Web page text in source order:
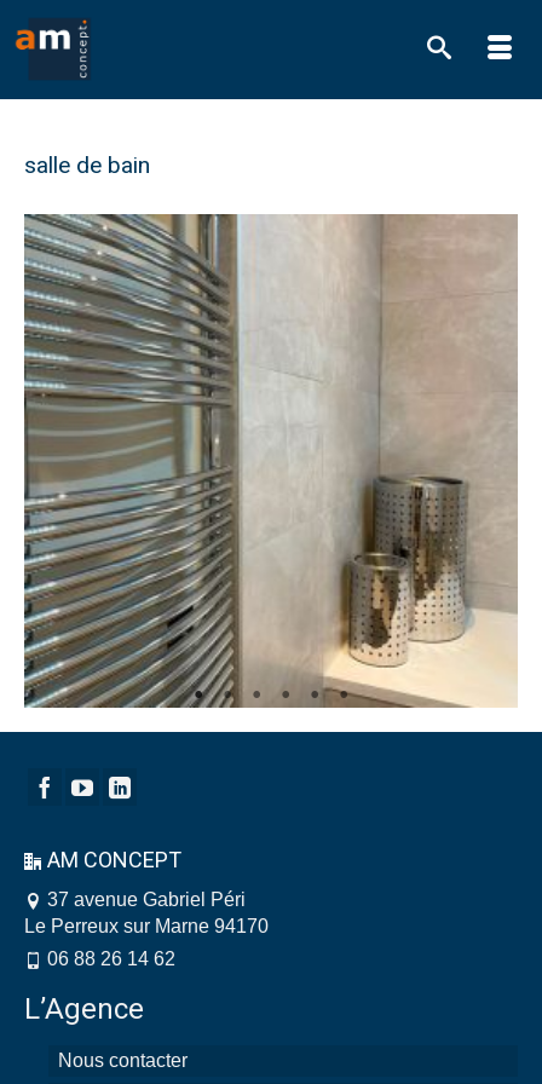
salle de bain
AM CONCEPT
37 avenue Gabriel Péri
Le Perreux sur Marne 94170
06 88 26 14 62
L’Agence
Nous contacter